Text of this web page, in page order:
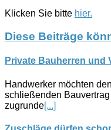
Klicken Sie bitte hier.
Diese Beiträge
Private Bauherren und
Handwerker möchten
schließenden
zugrunde[...]